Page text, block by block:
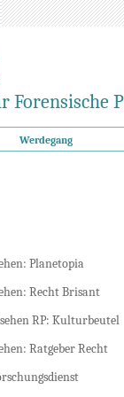
Forensische
Werdegang
Planetopia
Recht Brisant
RP: Kulturbeutel
Ratgeber Recht